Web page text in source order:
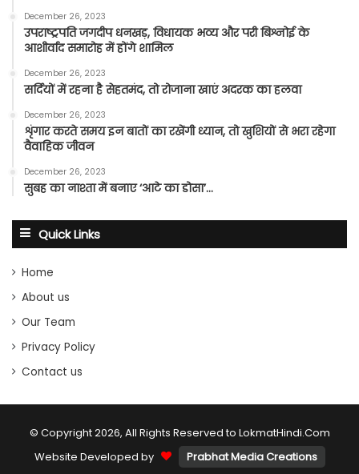
December 26, 2023
उपराष्ट्रपति जगदीप धनखड़, विधायक भव्य और परी बिश्नोई के
आशीर्वाद समारोह में होंगे शामिल
December 26, 2023
सर्दियों में रहना है सेहतमंद, तो रोजाना खाएं अदरक का हलवा
December 26, 2023
शृंगार करते समय इन बातों का रखेंगी ध्यान, तो खुशियों से भरा रहेगा
वैवाहिक जीवन
December 26, 2023
सुबह का नाश्ता में बनाए ‘आटे का डोसा’…
Quick Links
Home
About us
Our Team
Privacy Policy
Contact us
© Copyright 2026, All Rights Reserved to LokmatHindi.Com
Website Developed by
Prabhat Media Creations